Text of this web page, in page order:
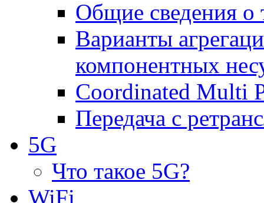
Общие сведения о
Варианты
компонентных
Coordinated Multi
Передача с
5G
Что такое 5G?
WiFi